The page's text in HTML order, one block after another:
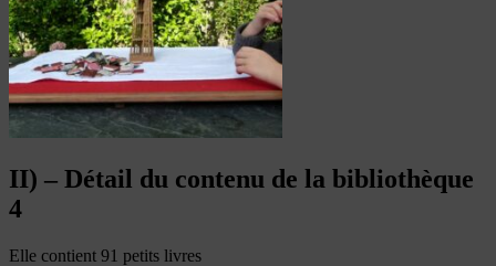
II) – Détail du contenu de la bibliothèque
4
Elle contient 91 petits livres